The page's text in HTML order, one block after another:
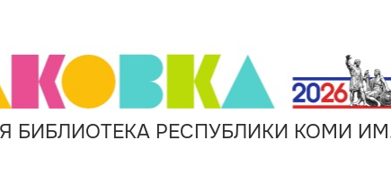
БИБЛИОТЕКА РЕСПУБЛИКИ КОМИ